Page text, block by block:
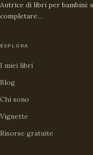
Autrice di libri per
completare…
ESPLORA
I miei libri
Blog
Chi sono
Vignette
Risorse gratuite